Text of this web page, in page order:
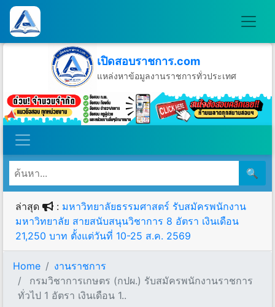
เปิดสอบราชการ.com
แหล่งหาข้อมูลงานราชการทั่วประเทศ
วันศุกร์ที่ 7 เดือนสิงหาคม พ.ศ.2569
🔍
ล่าสุด : มหาวิทยาลัยธรรมศาสตร์ รับสมัครพนักงาน
มหาวิทยาลัย สายสนับสนุนวิชาการ 8 อัตรา เงินเดือน
21,250 บาท ตั้งแต่วันที่ 10-25 ส.ค. 2569
Home
งานราชการ
กรมวิชาการเกษตร (กปผ.) รับสมัครพนักงานราชการ
ทั่วไป 1 อัตรา เงินเดือน 1..